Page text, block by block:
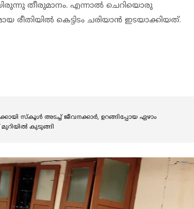
തീരുമാനം. എന്നാല്‍ ചെറിയൊരു
കെട്ടിടം ചരിയാന്‍ ഇടയാക്കിയത്.
സ്‌കൂള്‍ അടച്ച് ജീവനക്കാര്‍, ഉറങ്ങിപ്പോയ ഏഴാം
കുടുങ്ങി